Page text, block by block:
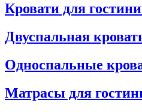
Кровати для
Двуспальная
Односпальные
Матрасы для